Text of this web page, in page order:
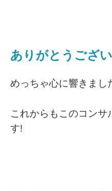
ありがとうござい
めっちゃ心に響きまし
これからもこのコンサ
す!